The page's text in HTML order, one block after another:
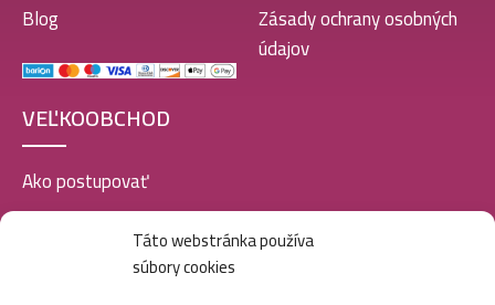
Táto webstránka používa
súbory cookies
Blog
Zásady ochrany osobných
údajov
VEĽKOOBCHOD
Ako postupovať
Doprava a platba